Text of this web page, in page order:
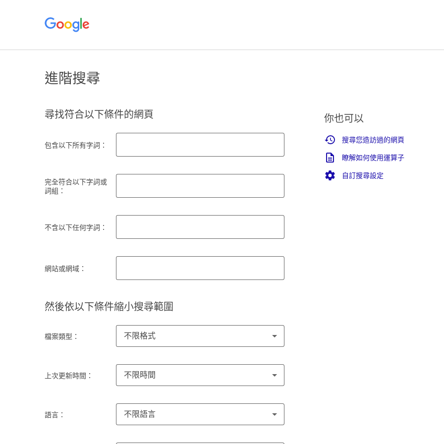
進階搜尋
尋找符合以下條件的網頁
包含以下所有字詞：
完全符合以下字詞或
詞組：
不含以下任何字詞：
網站或網域：
然後依以下條件縮小搜尋範圍
檔案類型： 不限格式
上次更新時間： 不限時間
語言： 不限語言
你也可以
搜尋您造訪過的網頁
瞭解如何使用運算子
自訂搜尋設定